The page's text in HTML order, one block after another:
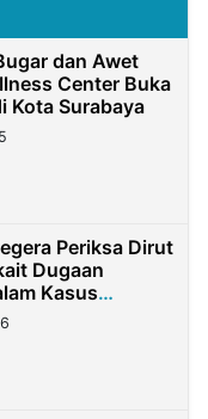
dan Awet
Center Buka
Kota Surabaya
Periksa Dirut
Dugaan
Kasus
Nasabah Rp2,58